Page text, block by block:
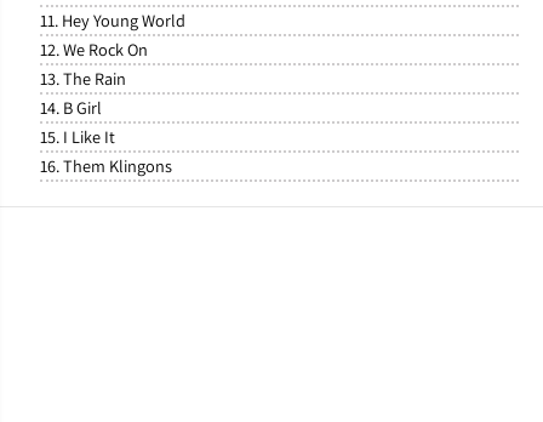
11. Hey Young World
12. We Rock On
13. The Rain
14. B Girl
15. I Like It
16. Them Klingons